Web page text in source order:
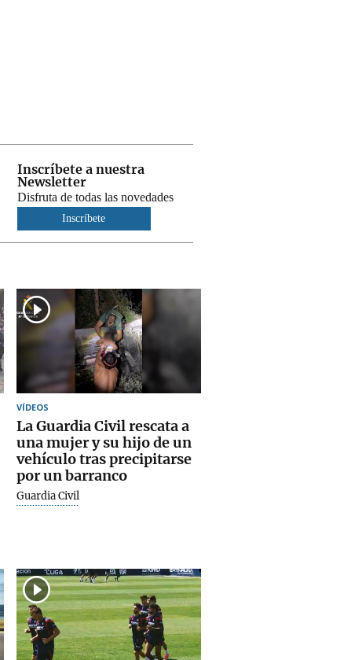
Inscríbete a nuestra
Newsletter
Disfruta de todas las novedades
Inscríbete
VÍDEOS
La Guardia Civil rescata a
una mujer y su hijo de un
vehículo tras precipitarse
por un barranco
Guardia Civil